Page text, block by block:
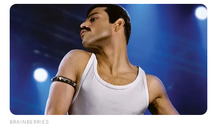
BRAINBERRIES